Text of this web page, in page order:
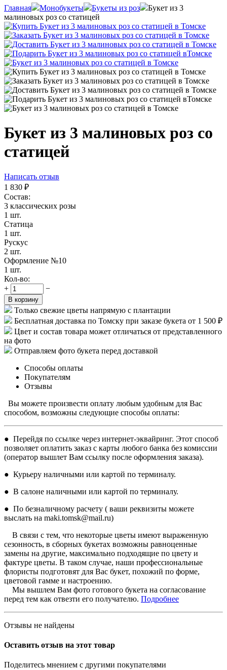
Главная Монобукеты Букеты из роз
Букет из 3
малиновых роз со статицей
Букет из 3 малиновых роз со
статицей
Написать отзыв
1 830 ₽
Состав:
3 классических розы
1 шт.
Статица
1 шт.
Рускус
2 шт.
Оформление №10
1 шт.
Кол-во:
+
−
В корзину
Только свежие цветы напрямую с плантации
Бесплатная доставка по Томску при заказе букета от 1 500 ₽
Цвет и состав товара может отличаться от представленного
на фото
Отправляем фото букета перед доставкой
Способы оплаты
Покупателям
Отзывы
Вы можете произвести оплату любым удобным для Вас
способом, возможны следующие способы оплаты:
● Перейдя по ссылке через интернет-эквайринг. Этот способ
позволяет оплатить заказ с карты любого банка без комиссии
(оператор вышлет Вам ссылку после оформления заказа).
● Курьеру наличными или картой по терминалу.
● В салоне наличными или картой по терминалу.
● По безналичному расчету ( ваши реквизиты можете
выслать на maki.tomsk@mail.ru)
В связи с тем, что некоторые цветы имеют выраженную
сезонность, в сборных букетах возможны равноценные
замены на другие, максимально подходящие по цвету и
фактуре цветы. В таком случае, наши профессиональные
флористы подготовят для Вас букет, похожий по форме,
цветовой гамме и настроению.
Мы вышлем Вам фото готового букета на согласование
перед тем как отвезти его получателю. Подробнее
Отзывы не найдены
Оставить отзыв на этот товар
Поделитесь мнением с другими покупателями